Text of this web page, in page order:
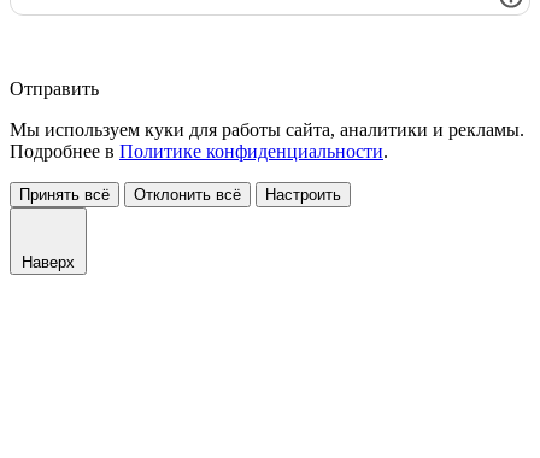
Отправить
Мы используем куки для работы сайта, аналитики и рекламы.
Подробнее в Политике конфиденциальности.
Принять всё Отклонить всё Настроить
Наверх